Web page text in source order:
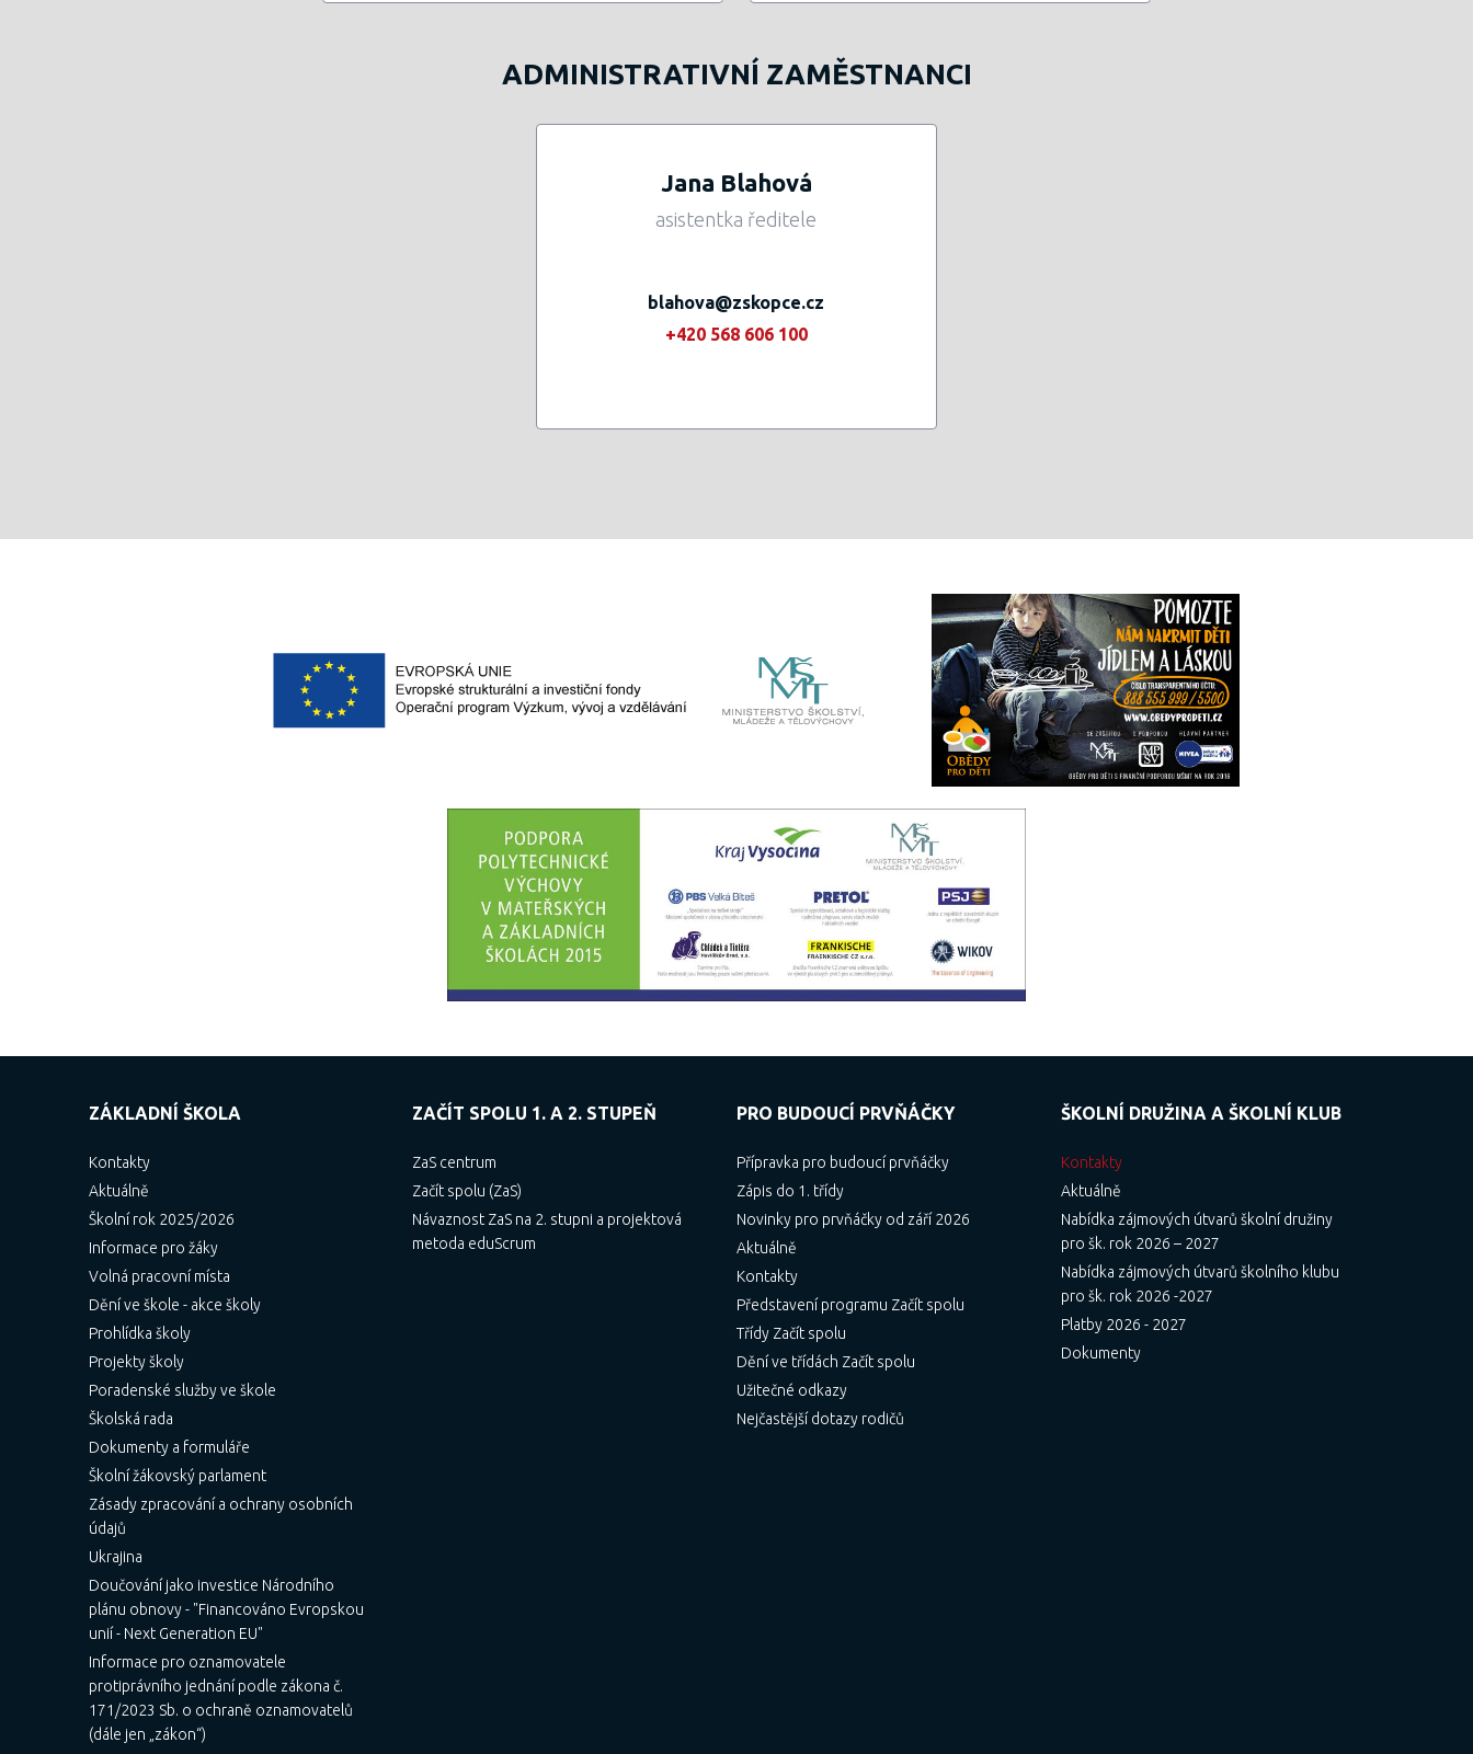
ADMINISTRATIVNÍ ZAMĚSTNANCI
Jana Blahová
asistentka ředitele
blahova@zskopce.cz
+420 568 606 100
ZÁKLADNÍ ŠKOLA
Kontakty
Aktuálně
Školní rok 2025/2026
Informace pro žáky
Volná pracovní místa
Dění ve škole - akce školy
Prohlídka školy
Projekty školy
Poradenské služby ve škole
Školská rada
Dokumenty a formuláře
Školní žákovský parlament
Zásady zpracování a ochrany osobních
údajů
Ukrajina
Doučování jako investice Národního
plánu obnovy - "Financováno Evropskou
unií - Next Generation EU"
Informace pro oznamovatele
protiprávního jednání podle zákona č.
171/2023 Sb. o ochraně oznamovatelů
(dále jen „zákon“)
ZAČÍT SPOLU 1. A 2. STUPEŇ
ZaS centrum
Začít spolu (ZaS)
Návaznost ZaS na 2. stupni a projektová
metoda eduScrum
PRO BUDOUCÍ PRVŇÁČKY
Přípravka pro budoucí prvňáčky
Zápis do 1. třídy
Novinky pro prvňáčky od září 2026
Aktuálně
Kontakty
Představení programu Začít spolu
Třídy Začít spolu
Dění ve třídách Začít spolu
Užitečné odkazy
Nejčastější dotazy rodičů
ŠKOLNÍ DRUŽINA A ŠKOLNÍ KLUB
Kontakty
Aktuálně
Nabídka zájmových útvarů školní družiny
pro šk. rok 2026 – 2027
Nabídka zájmových útvarů školního klubu
pro šk. rok 2026 -2027
Platby 2026 - 2027
Dokumenty